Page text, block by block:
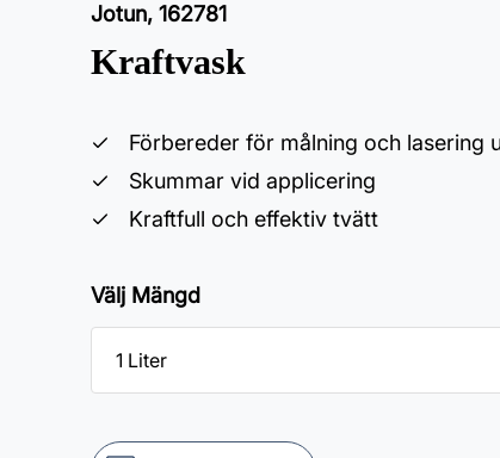
Jotun, 162781
Kraftvask
Förbereder för målning och lasering
Skummar vid applicering
Kraftfull och effektiv tvätt
Välj Mängd